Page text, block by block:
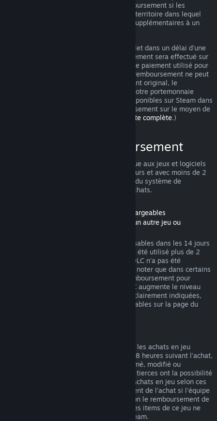
pouvez tout de même demander un remboursement si les
conditions ne sont pas remplies. Selon le territoire dans lequel
vous vivez, vous pouvez avoir des droits supplémentaires à un
Vous obtiendrez un remboursement complet dans un délai d'une
semaine après approbation. Le remboursement sera effectué sur
le portemonnaie Steam ou sur le moyen de paiement utilisé pour
l'achat. Si pour une raison quelconque le remboursement ne peut
pas être effectué sur le moyen de paiement original, le
remboursement intégral sera réalisé sur votre portemonnaie
Steam. (Certains moyens de paiement disponibles sur Steam dans
votre pays ne permettent pas de remboursement sur le moyen de
Cliquez ici pour une liste complète.)
Conditions de remboursement
L'offre de remboursement Steam s'applique aux jeux et logiciels
du magasin Steam achetés dans les 14 jours et avec moins de 2
heures d'utilisation. Voici un récapitulatif du système de
remboursement pour les autres types d'achats.
Remboursement pour les contenus téléchargeables
(Contenu du magasin Steam nécessitant un autre jeu ou
Les DLC achetés sur Steam sont remboursables dans les 14 jours
suivant l'achat et si le jeu de base n'a pas été utilisé plus de 2
heures après l'achat du DLC, tant que le DLC n'a pas été
consommé, modifié ou transféré. Veuillez noter que dans certains
cas, Steam ne pourra pas proposer de remboursement pour
certains DLC tiers (par exemple, si un DLC augmente le niveau
d'un personnage). Ces exceptions seront clairement indiquées,
avant l'achat, comme étant non remboursables sur la page du
Steam propose des remboursements pour les achats en jeu
effectués dans les jeux Valve durant les 48 heures suivant l'achat,
tant que l'item en jeu n'a pas été consommé, modifié ou
transféré. Les équipes de développement tierces ont la possibilité
d'autoriser les remboursements pour les achats en jeu selon ces
mêmes termes. Steam indiquera au moment de l'achat si l'équipe
de développement du jeu a autorisé ou non le remboursement de
l'item. Dans le cas contraire, les achats des items de ce jeu ne
pourront pas vous être remboursés via Steam.